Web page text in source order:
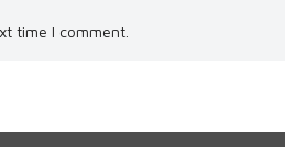
time I comment.